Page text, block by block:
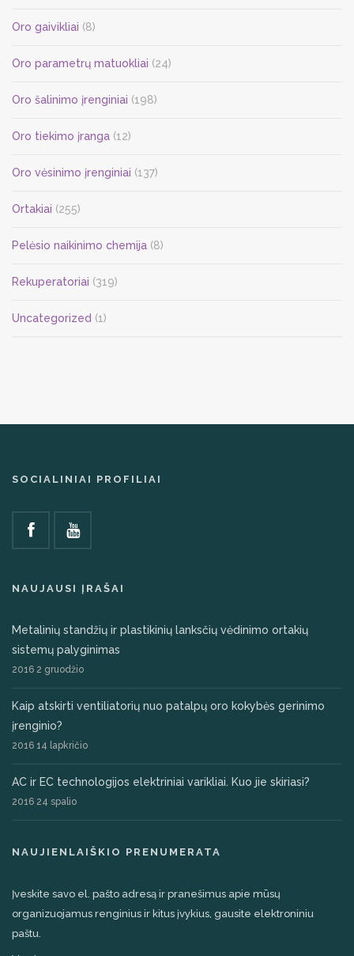
Oro gaivikliai (8)
Oro parametrų matuokliai (24)
Oro šalinimo įrenginiai (198)
Oro tiekimo įranga (12)
Oro vėsinimo įrenginiai (137)
Ortakiai (255)
Pelėsio naikinimo chemija (8)
Rekuperatoriai (319)
Uncategorized (1)
SOCIALINIAI PROFILIAI
NAUJAUSI ĮRAŠAI
Metalinių standžių ir plastikinių lanksčių vėdinimo ortakių
sistemų palyginimas
2016 2 gruodžio
Kaip atskirti ventiliatorių nuo patalpų oro kokybės gerinimo
įrenginio?
2016 14 lapkričio
AC ir EC technologijos elektriniai varikliai. Kuo jie skiriasi?
2016 24 spalio
NAUJIENLAIŠKIO PRENUMERATA
Įveskite savo el. pašto adresą ir pranešimus apie mūsų
organizuojamus renginius ir kitus įvykius, gausite elektroniniu
paštu.